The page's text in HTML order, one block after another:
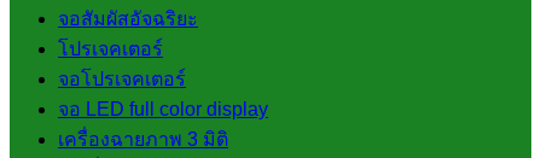
จอสัมผัสอัจฉริยะ
โปรเจคเตอร์
จอโปรเจคเตอร์
จอ LED full color display
เครื่องฉายภาพ 3 มิติ